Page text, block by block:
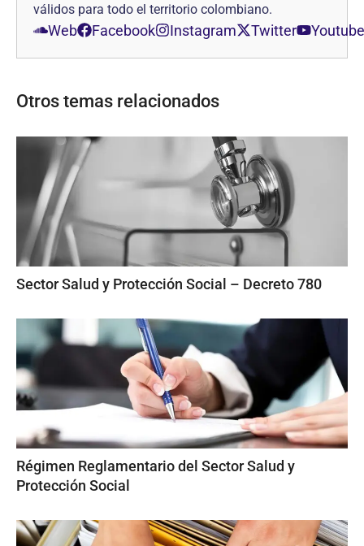
válidos para todo el territorio colombiano.
Web Facebook Instagram Twitter Youtube
Otros temas relacionados
Sector Salud y Protección Social – Decreto 780
Régimen Reglamentario del Sector Salud y
Protección Social